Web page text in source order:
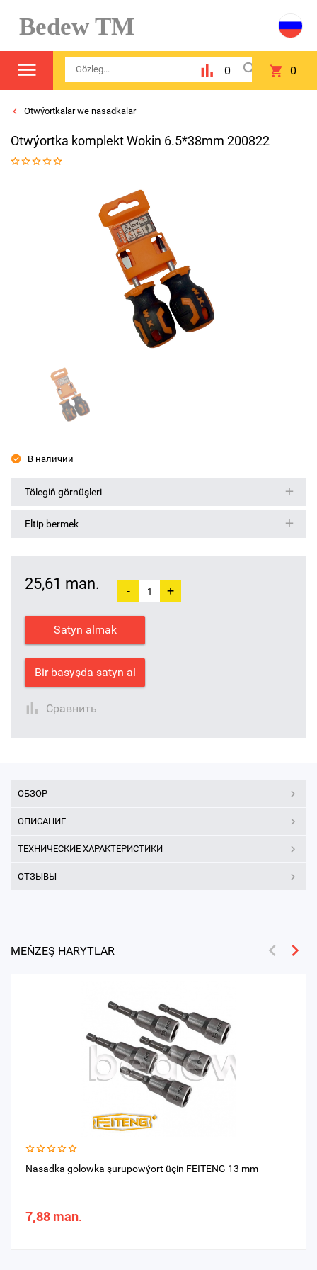
Bedew TM
0 0
Otwýortkalar we nasadkalar
Otwýortka komplekt Wokin 6.5*38mm 200822
В наличии
Tölegiň görnüşleri
Eltip bermek
25,61 man. - +
Satyn almak
Bir basyşda satyn al
Сравнить
ОБЗОР
ОПИСАНИЕ
ТЕХНИЧЕСКИЕ ХАРАКТЕРИСТИКИ
ОТЗЫВЫ
MEŇZEŞ HARYTLAR
Nasadka golowka şurupowýort üçin FEITENG 13 mm
7,88 man.